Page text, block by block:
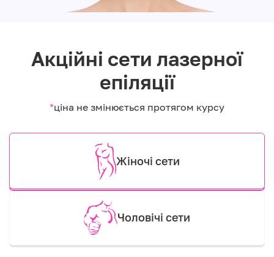
Акційні сети лазерної
епіляції
*ціна не змінюється протягом курсу
Жіночі сети
Чоловічі сети